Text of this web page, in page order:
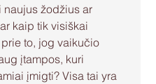
naujus žodžius ar
kaip tik visiškai
to, jog vaikučio
įtampos, kuri
įmigti? Visa tai yra